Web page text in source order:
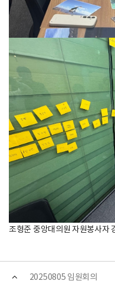
조형준 중앙대의원 자원봉사자
20250805 임원회의